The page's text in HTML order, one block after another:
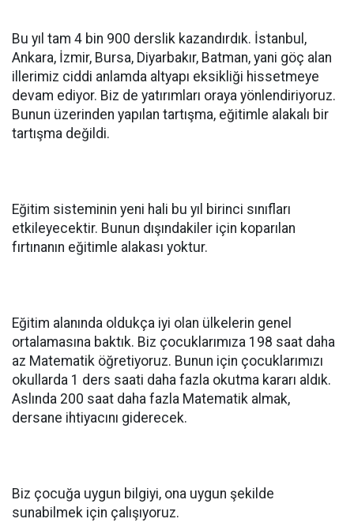
Bu yıl tam 4 bin 900 derslik kazandırdık. İstanbul,
Ankara, İzmir, Bursa, Diyarbakır, Batman, yani göç alan
illerimiz ciddi anlamda altyapı eksikliği hissetmeye
devam ediyor. Biz de yatırımları oraya yönlendiriyoruz.
Bunun üzerinden yapılan tartışma, eğitimle alakalı bir
tartışma değildi.
Eğitim sisteminin yeni hali bu yıl birinci sınıfları
etkileyecektir. Bunun dışındakiler için koparılan
fırtınanın eğitimle alakası yoktur.
Eğitim alanında oldukça iyi olan ülkelerin genel
ortalamasına baktık. Biz çocuklarımıza 198 saat daha
az Matematik öğretiyoruz. Bunun için çocuklarımızı
okullarda 1 ders saati daha fazla okutma kararı aldık.
Aslında 200 saat daha fazla Matematik almak,
dersane ihtiyacını giderecek.
Biz çocuğa uygun bilgiyi, ona uygun şekilde
sunabilmek için çalışıyoruz.